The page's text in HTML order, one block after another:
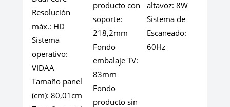
Resolución
máx.: HD
Sistema
operativo:
VIDAA
Tamaño panel
(cm): 80,01cm
producto con
soporte:
218,2mm
Fondo
embalaje TV:
83mm
Fondo
producto sin
altavoz: 8W
Sistema de
Escaneado:
60Hz